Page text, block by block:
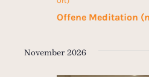
Offene Meditation
November 2026